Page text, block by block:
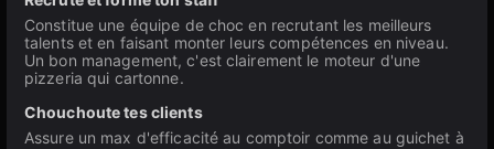
Constitue une équipe de choc en recrutant les meilleurs
talents et en faisant monter leurs compétences en niveau.
Un bon management, c'est clairement le moteur d'une
pizzeria qui cartonne.
Chouchoute tes clients
Assure un max d'efficacité au comptoir comme au guichet à